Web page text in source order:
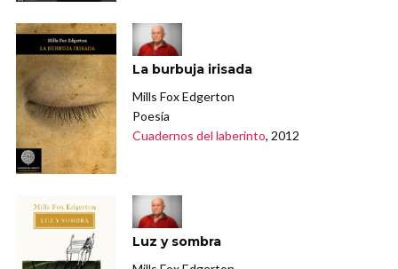
La burbuja irisada
Mills Fox Edgerton
Poesía
Cuadernos del laberinto, 2012
Luz y sombra